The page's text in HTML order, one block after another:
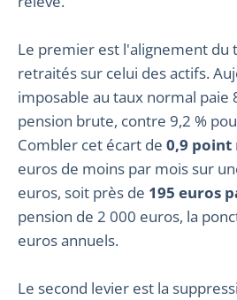
Le premier est l'alignement du
retraités sur celui des actifs.
imposable au taux normal paie
pension brute, contre 9,2 %
Combler cet écart de 0,9 point
euros de moins par mois sur
euros, soit près de 195 euros
pension de 2 000 euros, la
euros annuels.
Le second levier est la